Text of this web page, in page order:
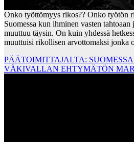
Onko työttömyys rikos?? Onko työtön
Suomessa kun ihminen vasten
muuttuu täysin. On kuin yhdessä
muuttuisi rikollisen arvottomaksi jonka
PÄÄTOIMITTAJALTA:
VÄKIVALLAN EHTYMÄTÖN